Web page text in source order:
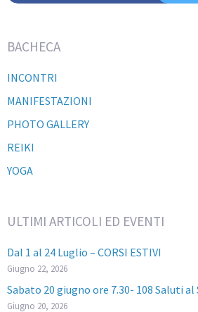
BACHECA
INCONTRI
MANIFESTAZIONI
PHOTO GALLERY
REIKI
YOGA
ULTIMI ARTICOLI ED EVENTI
Dal 1 al 24 Luglio – CORSI ESTIVI
Giugno 22, 2026
Sabato 20 giugno ore 7.30- 108 Saluti al
Giugno 20, 2026